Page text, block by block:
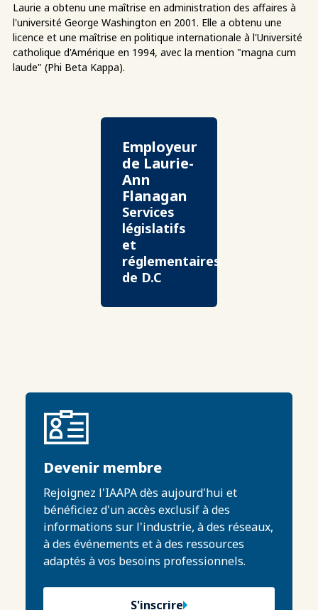
Laurie a obtenu une maîtrise en administration des affaires à
l'université George Washington en 2001. Elle a obtenu une
licence et une maîtrise en politique internationale à l'Université
catholique d'Amérique en 1994, avec la mention "magna cum
laude" (Phi Beta Kappa).
Employeur
de Laurie-
Ann
Flanagan
Services
législatifs
et
réglementaires
de D.C
Devenir membre
Rejoignez l'IAAPA dès aujourd'hui et
bénéficiez d'un accès exclusif à des
informations sur l'industrie, à des réseaux,
à des événements et à des ressources
adaptés à vos besoins professionnels.
S'inscrire